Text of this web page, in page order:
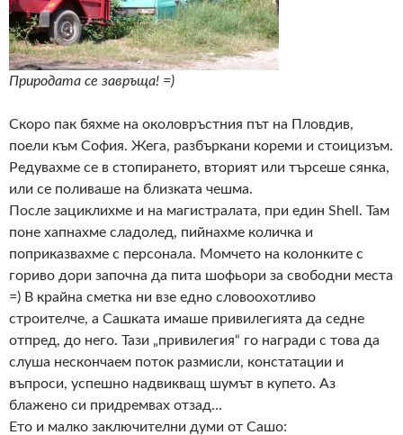
Природата се завръща! =)
Скоро пак бяхме на околовръстния път на Пловдив,
поели към София. Жега, разбъркани кореми и стоицизъм.
Редувахме се в стопирането, вторият или търсеше сянка,
или се поливаше на близката чешма.
После зациклихме и на магистралата, при един Shell. Там
поне хапнахме сладолед, пийнахме количка и
поприказвахме с персонала. Момчето на колонките с
гориво дори започна да пита шофьори за свободни места
=) В крайна сметка ни взе едно словоохотливо
строителче, а Сашката имаше привилегията да седне
отпред, до него. Тази „привилегия“ го награди с това да
слуша нескончаем поток размисли, констатации и
въпроси, успешно надвикващ шумът в купето. Аз
блажено си придремвах отзад…
Ето и малко заключителни думи от Сашо: